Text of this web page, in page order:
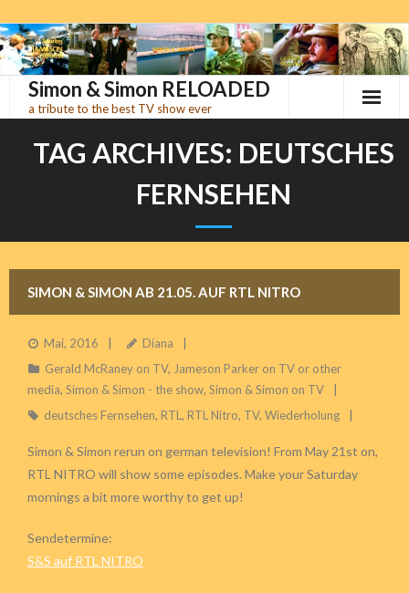
Skip
to
contentSimon & Simon RELOADED
a tribute to the best TV show ever
TAG ARCHIVES: DEUTSCHES
FERNSEHEN
SIMON & SIMON AB 21.05. AUF RTL NITRO
Mai, 2016
Diana
Gerald McRaney on TV, Jameson Parker on TV or other
media, Simon & Simon - the show, Simon & Simon on TV
deutsches Fernsehen, RTL , RTL Nitro, TV, Wiederholung
Simon & Simon rerun on german television! From May 21st on,
RTL NITRO will show some episodes. Make your Saturday
mornings a bit more worthy to get up!
Sendetermine:
S&S auf RTL NITRO